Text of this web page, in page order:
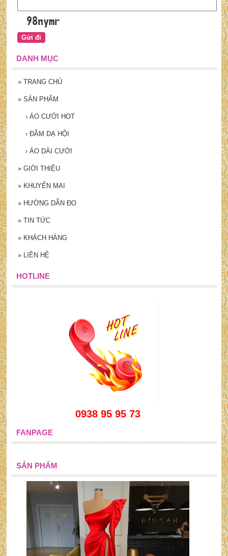
DANH MỤC
» TRANG CHỦ
» SẢN PHẨM
› ÁO CƯỚI HOT
› ĐẦM DẠ HỘI
› ÁO DÀI CƯỚI
» GIỚI THIỆU
» KHUYẾN MẠI
» HƯỚNG DẪN ĐO
» TIN TỨC
» KHÁCH HÀNG
» LIÊN HỆ
HOTLINE
0938 95 95 73
FANPAGE
SẢN PHẨM